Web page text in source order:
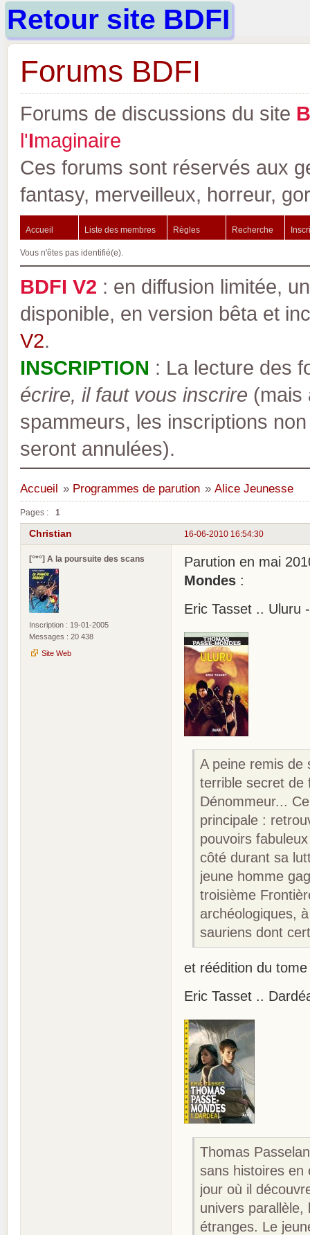
Retour site BDFI
Forums BDFI
Forums de discussions du site B
l'Imaginaire
Ces forums sont réservés aux
fantasy, merveilleux, horreur,
Accueil Liste des membres Règles Recherche
Vous n'êtes pas identifié(e).
BDFI V2 : en diffusion limitée,
disponible, en version bêta et
V2.
INSCRIPTION : La lecture des
écrire, il faut vous inscrire (mais
spammeurs, les inscriptions
seront annulées).
Accueil » Programmes de parution » Alice Jeunesse
Pages : 1
16-06-2010 16:54:30
Christian
[°*°] A la poursuite des scans
Inscription : 19-01-2005
Messages : 20 438
Site Web
Parution en mai
Mondes :
Eric Tasset .. Uluru
A peine remis de
terrible secret de
Dénommeur...
principale :
pouvoirs
côté durant sa
jeune homme
troisième
archéologiques,
sauriens dont
et réédition du
Eric Tasset ..
Thomas
sans histoires en
jour où il
univers parallèle,
étranges. Le